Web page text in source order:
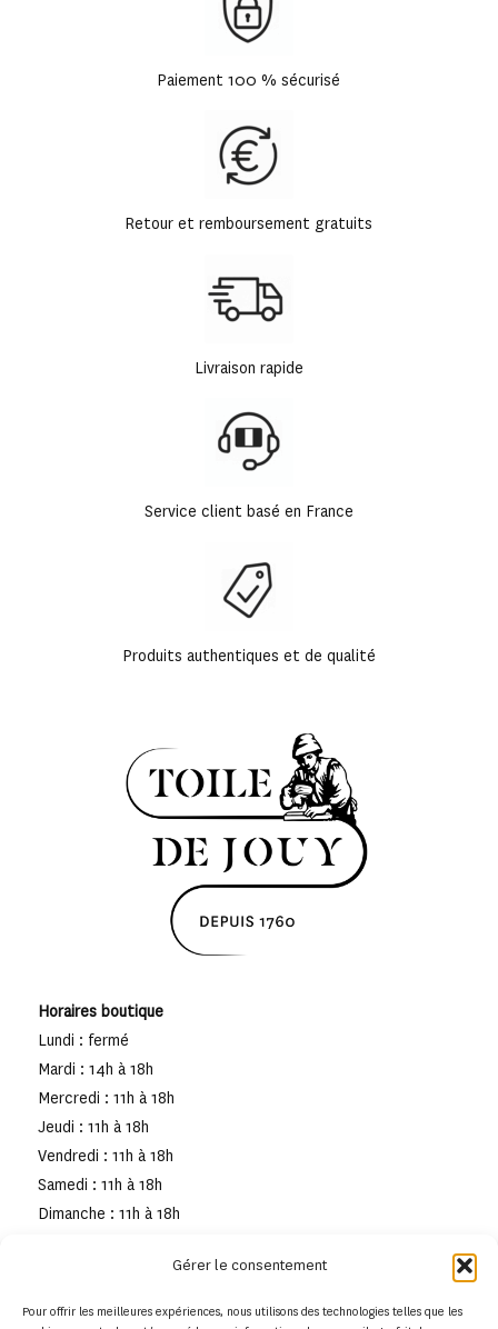
Gérer le consentement
Pour offrir les meilleures expériences, nous utilisons des technologies telles que les
Paiement 100 % sécurisé
Retour et remboursement gratuits
Livraison rapide
Service client basé en France
Produits authentiques et de qualité
Horaires boutique
Lundi : fermé
Mardi : 14h à 18h
Mercredi : 11h à 18h
Jeudi : 11h à 18h
Vendredi : 11h à 18h
Samedi : 11h à 18h
Dimanche : 11h à 18h